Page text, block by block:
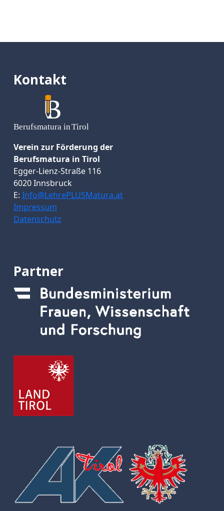
Kontakt
Verein zur Förderung der
Berufsmatura in Tirol
Egger-Lienz-Straße 116
6020 Innsbruck
E: Info@LehrePLUSMatura.at
Impressum
Datenschutz
Partner